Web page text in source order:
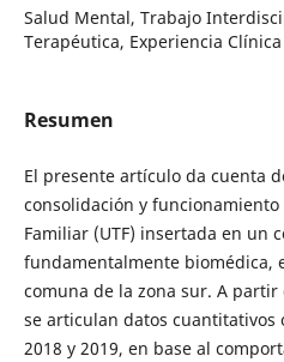
Salud Mental, Trabajo
Terapéutica, Experiencia
Resumen
El presente artículo da cuenta
consolidación y
Familiar (UTF) insertada en un
fundamentalmente biomédica,
comuna de la zona sur. A
se articulan datos cuantitativos
2018 y 2019, en base al